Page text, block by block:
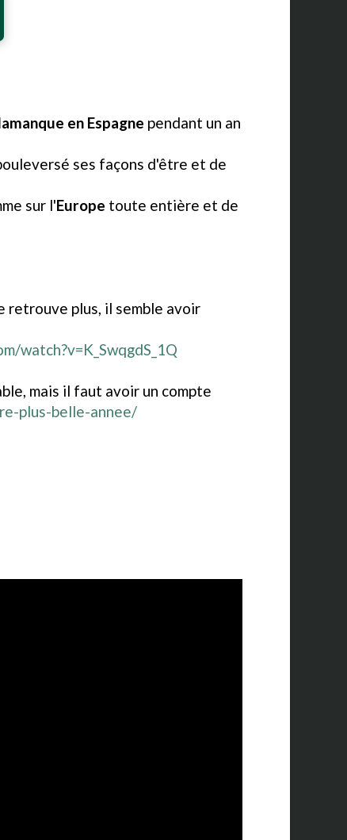
en Espagne pendant un an
ses façons d'être et de
sur l'Europe toute entière et de
retrouve plus, il semble avoir
watch?v=K_SwqgdS_1Q
mais il faut avoir un compte
plus-belle-annee/